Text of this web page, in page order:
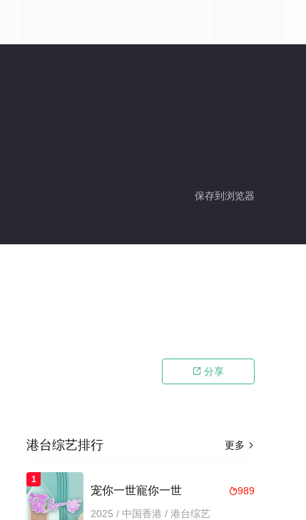
保存到浏览器
 分享
更多 
港台综艺排行
1
989
宠你一世寵你一世
2025 / 中国香港 / 港台综艺